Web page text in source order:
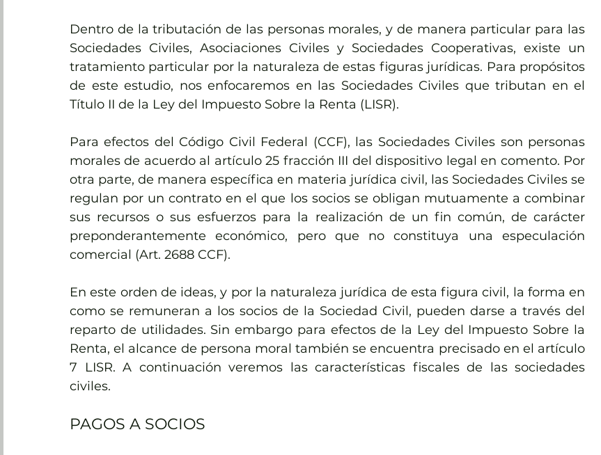
Dentro de la tributación de las personas morales, y de manera particular para las
Sociedades Civiles, Asociaciones Civiles y Sociedades Cooperativas, existe un
tratamiento particular por la naturaleza de estas figuras jurídicas. Para propósitos
de este estudio, nos enfocaremos en las Sociedades Civiles que tributan en el
Título II de la Ley del Impuesto Sobre la Renta (LISR).
Para efectos del Código Civil Federal (CCF), las Sociedades Civiles son personas
morales de acuerdo al artículo 25 fracción III del dispositivo legal en comento. Por
otra parte, de manera específica en materia jurídica civil, las Sociedades Civiles se
regulan por un contrato en el que los socios se obligan mutuamente a combinar
sus recursos o sus esfuerzos para la realización de un fin común, de carácter
preponderantemente económico, pero que no constituya una especulación
comercial (Art. 2688 CCF).
En este orden de ideas, y por la naturaleza jurídica de esta figura civil, la forma en
como se remuneran a los socios de la Sociedad Civil, pueden darse a través del
reparto de utilidades. Sin embargo para efectos de la Ley del Impuesto Sobre la
Renta, el alcance de persona moral también se encuentra precisado en el artículo
7 LISR. A continuación veremos las características fiscales de las sociedades
civiles.
PAGOS A SOCIOS